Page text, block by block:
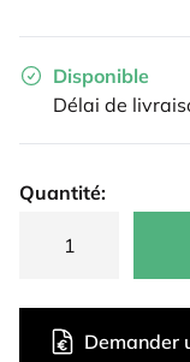
Disponible
Délai de
Quantité:
Demander